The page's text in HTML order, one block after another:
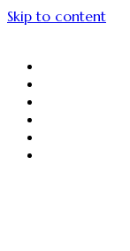
Skip to content